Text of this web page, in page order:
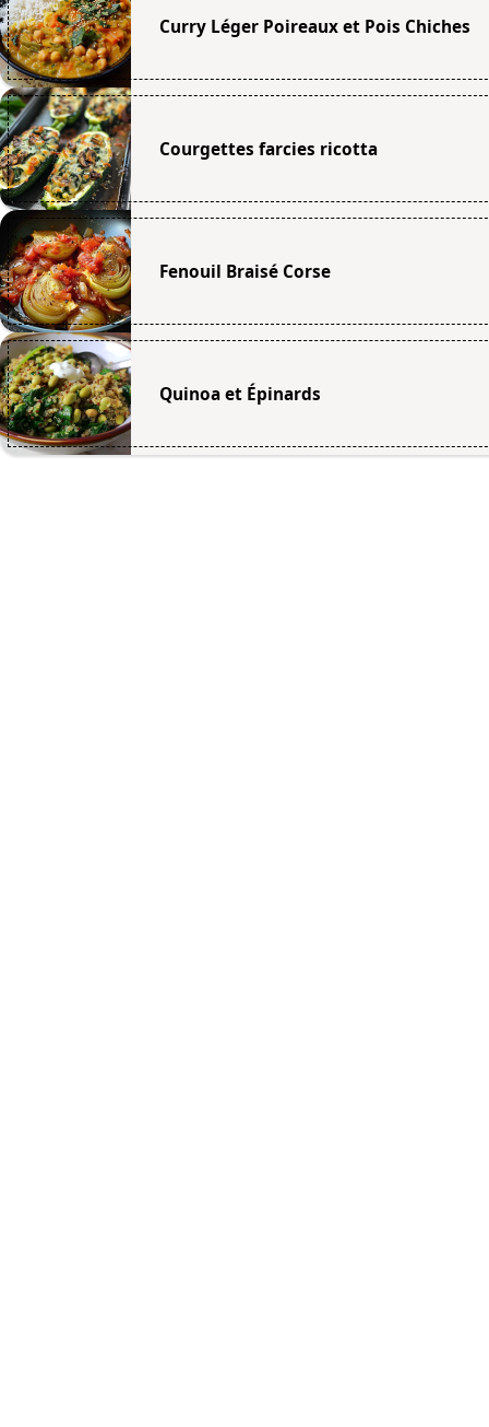
Curry Léger Poireaux et Pois Chiches
Courgettes farcies ricotta
Fenouil Braisé Corse
Quinoa et Épinards